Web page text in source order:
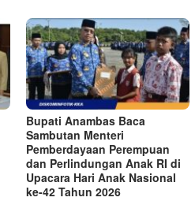
Bupati Anambas Baca
Sambutan Menteri
Pemberdayaan Perempuan
dan Perlindungan Anak RI di
Upacara Hari Anak Nasional
ke-42 Tahun 2026